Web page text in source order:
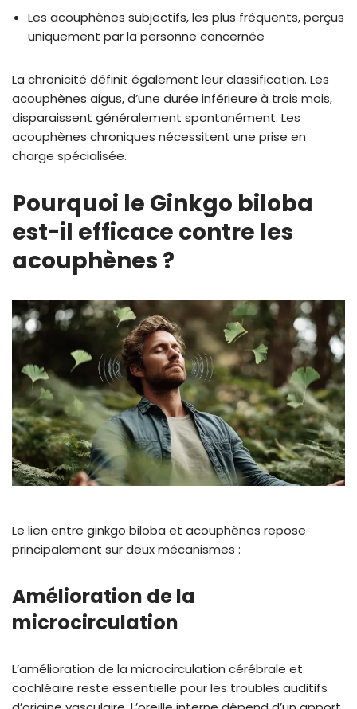
Les acouphènes subjectifs, les plus fréquents, perçus
uniquement par la personne concernée
La chronicité définit également leur classification. Les
acouphènes aigus, d’une durée inférieure à trois mois,
disparaissent généralement spontanément. Les
acouphènes chroniques nécessitent une prise en
charge spécialisée.
Pourquoi le Ginkgo biloba
est-il efficace contre les
acouphènes ?
Le lien entre ginkgo biloba et acouphènes repose
principalement sur deux mécanismes :
Amélioration de la
microcirculation
L’amélioration de la microcirculation cérébrale et
cochléaire reste essentielle pour les troubles auditifs